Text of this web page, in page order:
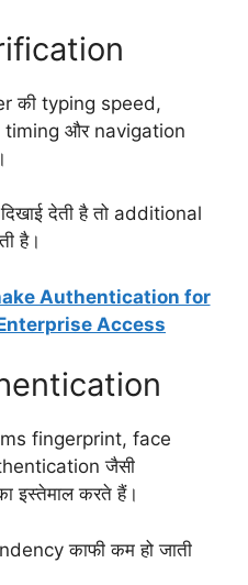
की typing speed,
और navigation
देती है तो additional
है।
Authentication for
Access
fingerprint, face
जैसी
इस्तेमाल करते हैं।
काफी कम हो जाती